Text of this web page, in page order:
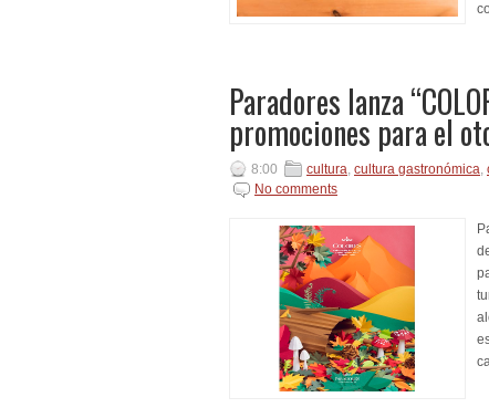
Paradores lanza
promociones para el
8:00 cultura, cultura gastronómica,
No comments